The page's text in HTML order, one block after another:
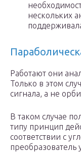
нескольких
Работают они
Только в этом
сигнала, а не
В таком случае
типу принцип
соответствии с
преобразователь